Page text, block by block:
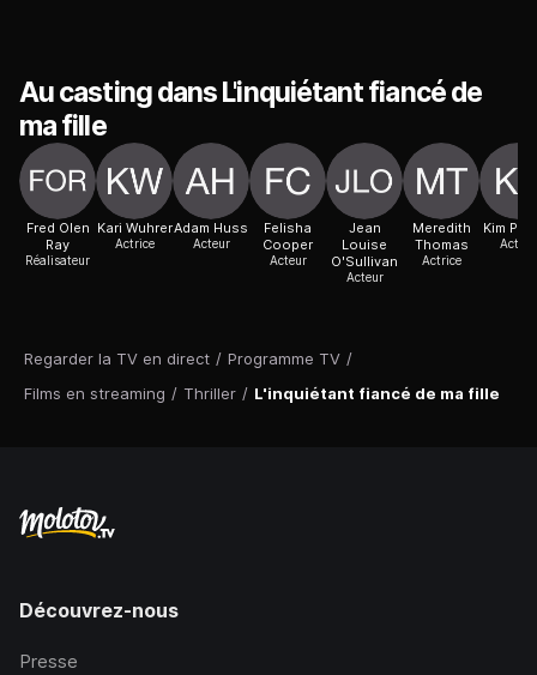
Regarder la TV en direct / Programme TV /
Films en streaming / Thriller / L'inquiétant fiancé de ma fille
Au casting dans L'inquiétant fiancé de
ma fille
Fred Olen
Ray
Réalisateur
Kari Wuhrer
Actrice
Adam Huss
Acteur
Felisha
Cooper
Acteur
Jean
Louise
O'Sullivan
Acteur
Meredith
Thomas
Actrice
Kim
Acteur
Découvrez-nous
Presse